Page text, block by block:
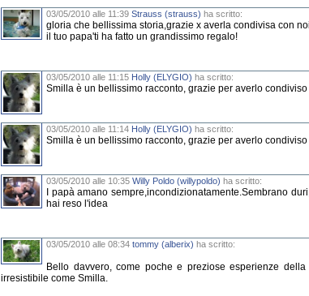
03/05/2010 alle 11:39 Strauss (strauss) ha scritto:
gloria che bellissima storia,grazie x averla condivisa con
il tuo papa'ti ha fatto un grandissimo regalo!
03/05/2010 alle 11:15 Holly (ELYGIO) ha scritto:
Smilla è un bellissimo racconto, grazie per averlo
03/05/2010 alle 11:14 Holly (ELYGIO) ha scritto:
Smilla è un bellissimo racconto, grazie per averlo
03/05/2010 alle 10:35 Willy Poldo (willypoldo) ha scritto:
I papà amano sempre,incondizionatamente.Sembrano
hai reso l'idea
03/05/2010 alle 08:34 tommy (alberix) ha scritto:
Bello davvero, come poche e preziose esperienze
irresistibile come Smilla.